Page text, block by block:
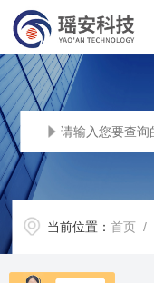
当前位置：首页 /